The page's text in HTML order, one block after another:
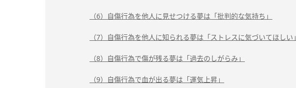
（6）自傷行為を他人に見せつける夢は「批判的な気持ち」
（7）自傷行為を他人に知られる夢は「ストレスに気づいてほしい」
（8）自傷行為で傷が残る夢は「過去のしがらみ」
（9）自傷行為で血が出る夢は「運気上昇」